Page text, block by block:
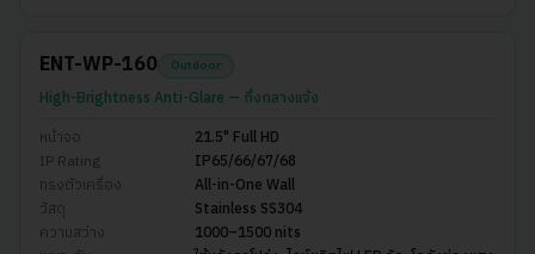
ENT-WP-160 Outdoor
High-Brightness Anti-Glare — กึ่งกลางแจ้ง
หน้าจอ
21.5" Full HD
IP Rating
IP65/66/67/68
ทรงตัวเครื่อง
All-in-One Wall
วัสดุ
Stainless SS304
ความสว่าง
1000–1500 nits